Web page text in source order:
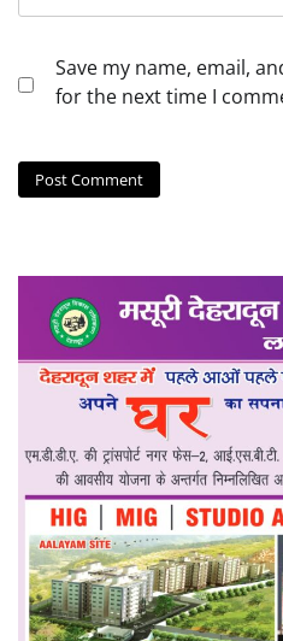
Save my name, email,
for the next time I